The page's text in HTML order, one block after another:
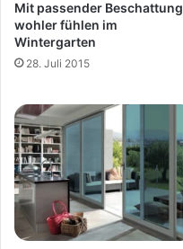
Mit passender Beschattung
wohler fühlen im
Wintergarten
28. Juli 2015